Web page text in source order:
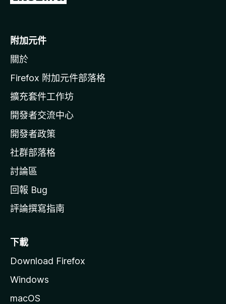
o
i
l
a
官
網
附加元件
關於
Firefox 附加元件部落格
擴充套件工作坊
開發者交流中心
開發者政策
社群部落格
討論區
回報 Bug
評論撰寫指南
下載
Download Firefox
Windows
macOS